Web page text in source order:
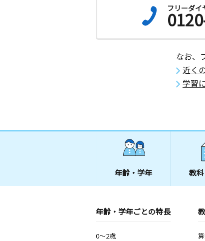
火 水 木
3歳～中学生
愛媛県松山市天山町３丁目１４
久米南教室
水 木
0歳～高校生
愛媛県松山市南久米町６６５－
フリーダイ
なお、
近く
学習
年齢・学年 教
年齢・学年ごとの特長
0～2歳